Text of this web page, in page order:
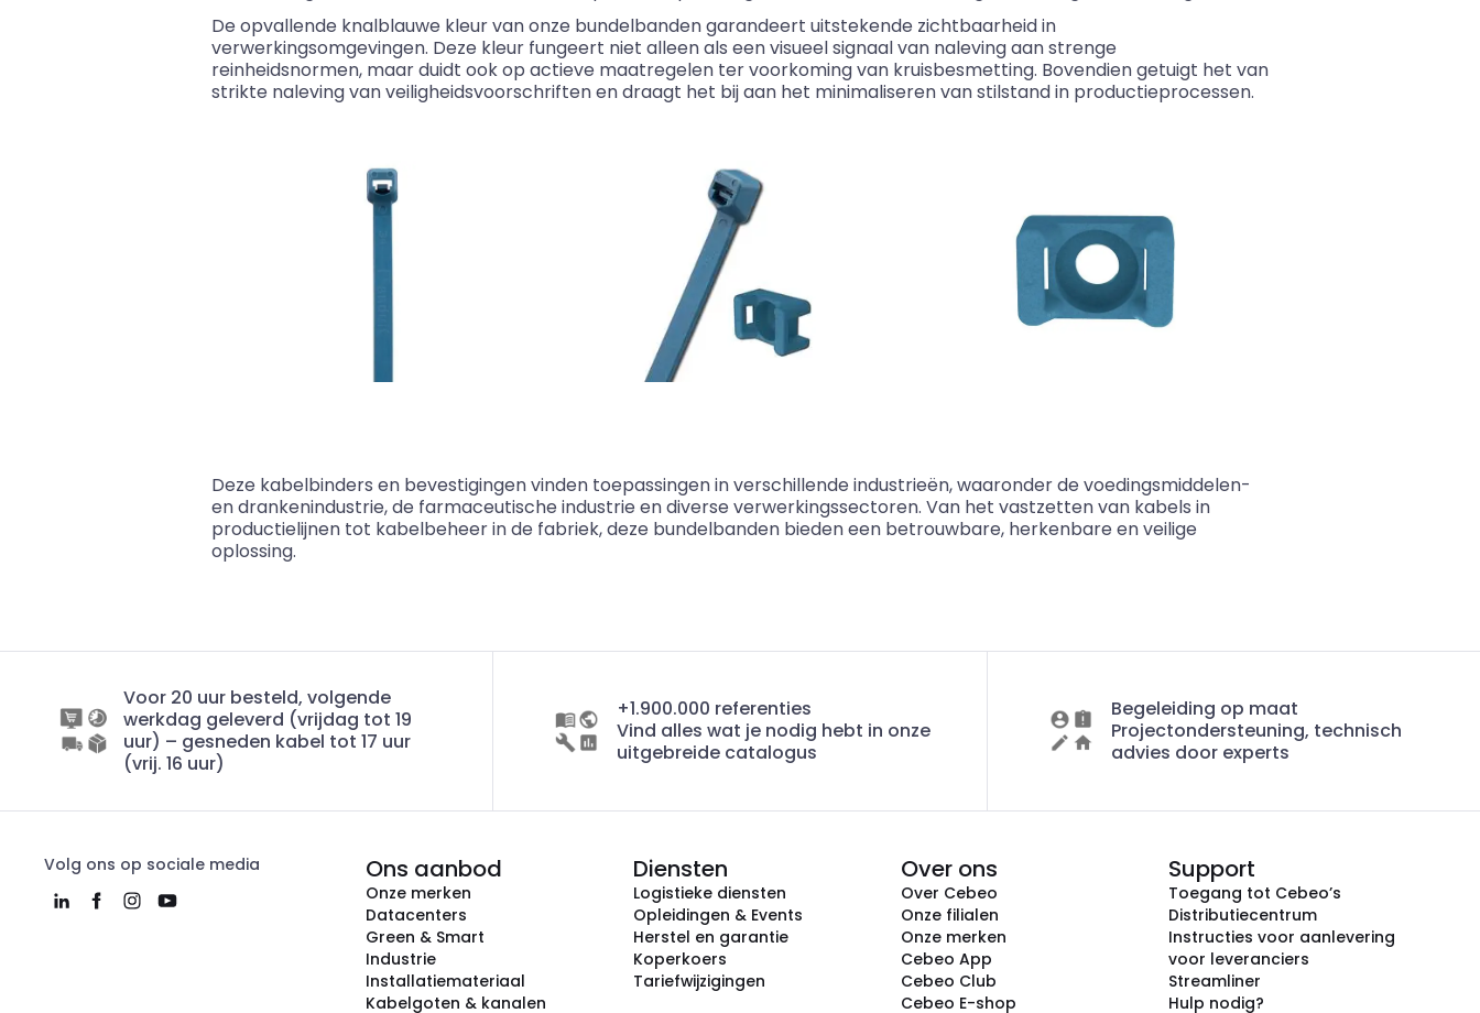
De opvallende knalblauwe kleur van onze bundelbanden garandeert uitstekende zichtbaarheid in
verwerkingsomgevingen. Deze kleur fungeert niet alleen als een visueel signaal van naleving aan strenge
reinheidsnormen, maar duidt ook op actieve maatregelen ter voorkoming van kruisbesmetting. Bovendien getuigt het van
strikte naleving van veiligheidsvoorschriften en draagt het bij aan het minimaliseren van stilstand in productieprocessen.
Deze kabelbinders en bevestigingen vinden toepassingen in verschillende industrieën, waaronder de voedingsmiddelen-
en drankenindustrie, de farmaceutische industrie en diverse verwerkingssectoren. Van het vastzetten van kabels in
productielijnen tot kabelbeheer in de fabriek, deze bundelbanden bieden een betrouwbare, herkenbare en veilige
oplossing.
Voor 20 uur besteld, volgende
werkdag geleverd (vrijdag tot 19
uur) – gesneden kabel tot 17 uur
(vrij. 16 uur)
+1.900.000 referenties
Vind alles wat je nodig hebt in onze
uitgebreide catalogus
Begeleiding op maat
Projectondersteuning, technisch
advies door experts
Volg ons op sociale media Ons aanbod
Onze merken
Datacenters
Green & Smart
Industrie
Installatiemateriaal
Kabelgoten & kanalen
Diensten
Logistieke diensten
Opleidingen & Events
Herstel en garantie
Koperkoers
Tariefwijzigingen
Over ons
Over Cebeo
Onze filialen
Onze merken
Cebeo App
Cebeo Club
Cebeo E-shop
Support
Toegang tot Cebeo’s
Distributiecentrum
Instructies voor aanlevering
voor leveranciers
Streamliner
Hulp nodig?